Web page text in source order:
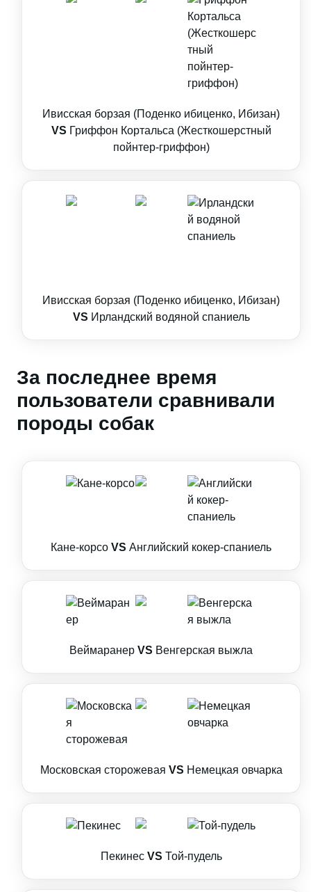
Ивисская борзая (Поденко ибиценко, Ибизан)
VS Гриффон Кортальса (Жесткошерстный
пойнтер-гриффон)
Ивисская борзая (Поденко ибиценко, Ибизан)
VS Ирландский водяной спаниель
За последнее время
пользователи сравнивали
породы собак
Кане-корсо VS Английский кокер-спаниель
Веймаранер VS Венгерская выжла
Московская сторожевая VS Немецкая овчарка
Пекинес VS Той-пудель